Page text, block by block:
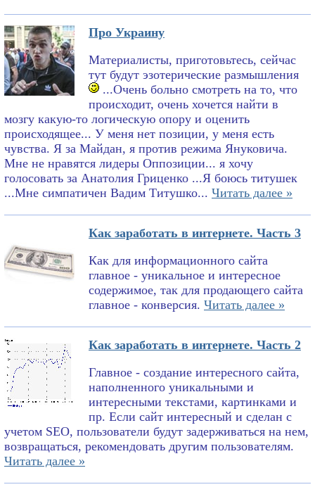
Про Украину
Материалисты, приготовьтесь, сейчас
тут будут эзотерические размышления
...Очень больно смотреть на то, что
происходит, очень хочется найти в
мозгу какую-то логическую опору и оценить
происходящее... У меня нет позиции, у меня есть
чувства. Я за Майдан, я против режима Януковича.
Мне не нравятся лидеры Оппозиции... я хочу
голосовать за Анатолия Гриценко ...Я боюсь титушек
...Мне симпатичен Вадим Титушко... Читать далее »
Как заработать в интернете. Часть 3
Как для информационного сайта
главное - уникальное и интересное
содержимое, так для продающего сайта
главное - конверсия. Читать далее »
Как заработать в интернете. Часть 2
Главное - создание интересного сайта,
наполненного уникальными и
интересными текстами, картинками и
пр. Если сайт интересный и сделан с
учетом SEO, пользователи будут задерживаться на нем,
возвращаться, рекомендовать другим пользователям.
Читать далее »